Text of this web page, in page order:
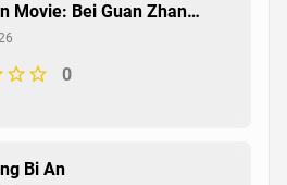
Movie: Bei Guan Zhan
0
Bi An